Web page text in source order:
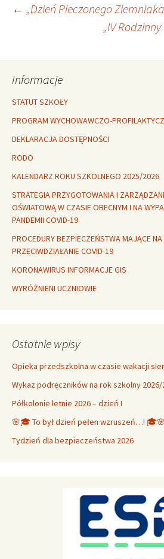
Nawigacja
← „Dzień Pieczonego
„IV
Informacje
STATUT SZKOŁY
PROGRAM WYCHOWAWCZO-
DEKLARACJA DOSTĘPNOŚCI
RODO
KALENDARZ ROKU SZKOLNEGO 2025/2026
STRATEGIA PRZYGOTOWANIA I
OŚWIATOWĄ W CZASIE OBECNYM I NA
PANDEMII COVID-19
PROCEDURY BEZPIECZEŃSTWA MAJĄCE
PRZECIWDZIAŁANIE COVID-19
KORONAWIRUS INFORMACJE GIS
WYRÓŻNIENI UCZNIOWIE
Ostatnie wpisy
Opieka przedszkolna w czasie wakacji
Wykaz podręczników na rok szkolny 2026/
Półkolonie letnie 2026 – dzień I
🌸🎓 To był dzień pełen wzruszeń…! 🎓🌸
Tydzień dla bezpieczeństwa 2026